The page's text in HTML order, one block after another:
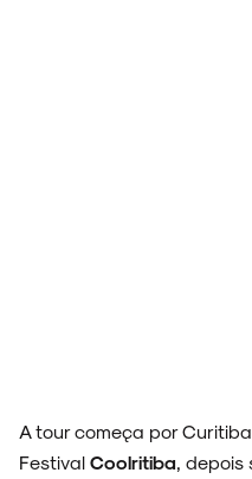
FAIXA A FAIXA
A tour começa por
Festival Coolritiba ,